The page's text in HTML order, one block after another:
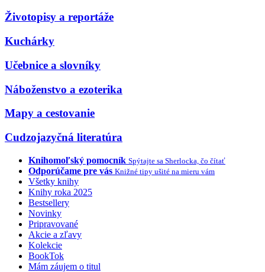
Životopisy a reportáže
Kuchárky
Učebnice a slovníky
Náboženstvo a ezoterika
Mapy a cestovanie
Cudzojazyčná literatúra
Knihomoľský pomocník Spýtajte sa Sherlocka, čo čítať
Odporúčame pre vás Knižné tipy ušité na mieru vám
Všetky knihy
Knihy roka 2025
Bestsellery
Novinky
Pripravované
Akcie a zľavy
Kolekcie
BookTok
Mám záujem o titul